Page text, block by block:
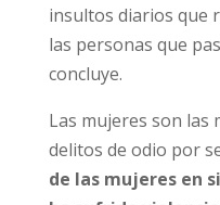
insultos diarios que
las personas que
concluye.
Las mujeres son las
delitos de odio por
de las mujeres en